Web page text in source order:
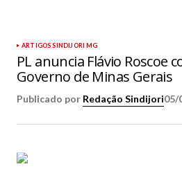
ARTIGOS SINDIJORI MG
PL anuncia Flávio Roscoe
Governo de Minas Gerais
Publicado por Redação Sindijori05/